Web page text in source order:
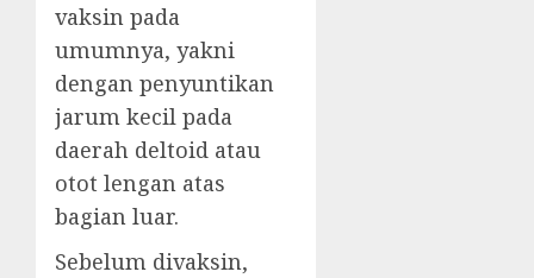
vaksin pada
umumnya, yakni
dengan penyuntikan
jarum kecil pada
daerah deltoid atau
otot lengan atas
bagian luar.
Sebelum divaksin,